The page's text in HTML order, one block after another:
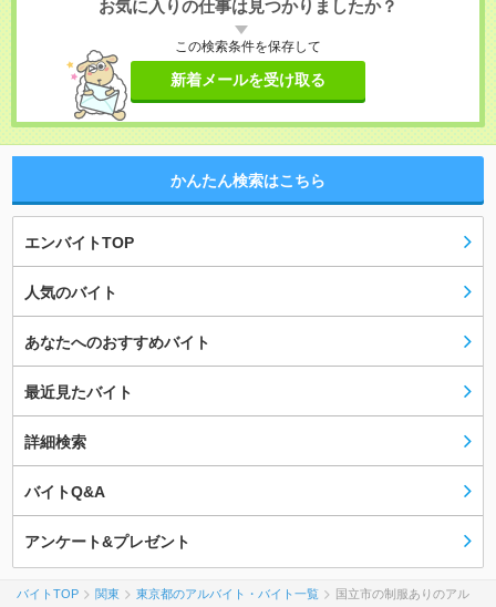
お気に入りの仕事は見つかりましたか？
この検索条件を保存して
新着メールを受け取る
かんたん検索はこちら
エンバイトTOP
人気のバイト
あなたへのおすすめバイト
最近見たバイト
詳細検索
バイトQ&A
アンケート&プレゼント
バイトTOP 関東 東京都のアルバイト・バイト一覧
国立市の制服ありのアル